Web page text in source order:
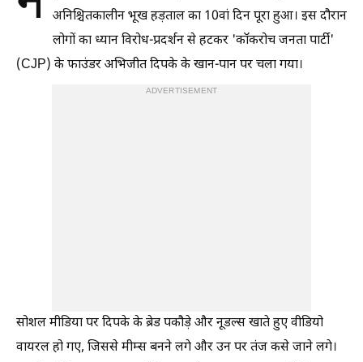
अनिश्चितकालीन भूख हड़ताल का 10वां दिन पूरा हुआ। इस दौरान
लोगों का ध्यान विरोध-प्रदर्शन से हटकर 'कॉकरोच जनता पार्टी'
(CJP) के फाउंडर अभिजीत दिपके के खान-पान पर चला गया।
ADVERTISEMENT
सोशल मीडिया पर दिपके के ब्रेड पकौड़े और नूडल्स खाते हुए वीडियो
वायरल हो गए, जिससे मीम्स बनने लगे और उन पर तंज कसे जाने लगे।